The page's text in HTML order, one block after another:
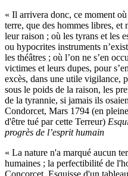
« Il arrivera donc, ce moment
terre, que des hommes libres, et
leur raison ; où les tyrans et les
ou hypocrites instruments
les théâtres ; où l’on ne s’en
victimes et leurs dupes, pour
excès, dans une utile vigilance,
sous le poids de la raison, les
de la tyrannie, si jamais ils
Condorcet, Mars 1794 (en
d'être tué par cette Terreur)
progrès de l’esprit humain
« La nature n'a marqué aucun
humaines ; la perfectibilité de
Concorcet, Esquisse d'un